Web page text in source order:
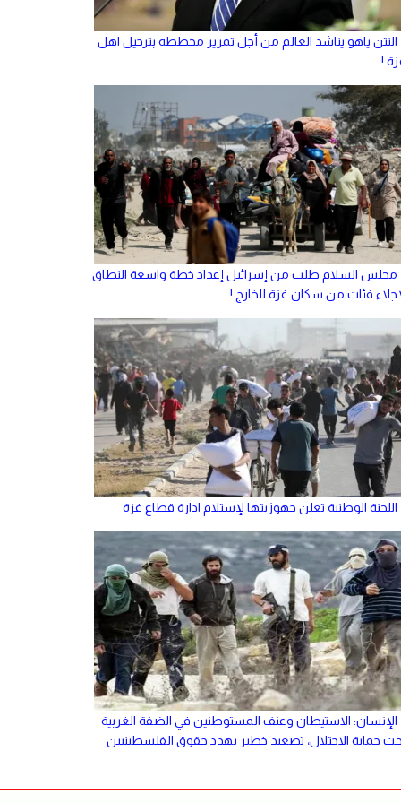
النتن ياهو يناشد العالم من أجل تمرير مخططه بترحيل اهل
!
مجلس السلام طلب من إسرائيل إعداد خطة واسعة النطاق
فئات من سكان غزة للخارج !
اللجنة الوطنية تعلن جهوزيتها لإستلام ادارة قطاع غزة
الإنسان: الاستيطان وعنف المستوطنين في الضفة الغربية
حماية الاحتلال، تصعيد خطير يهدد حقوق الفلسطينيين